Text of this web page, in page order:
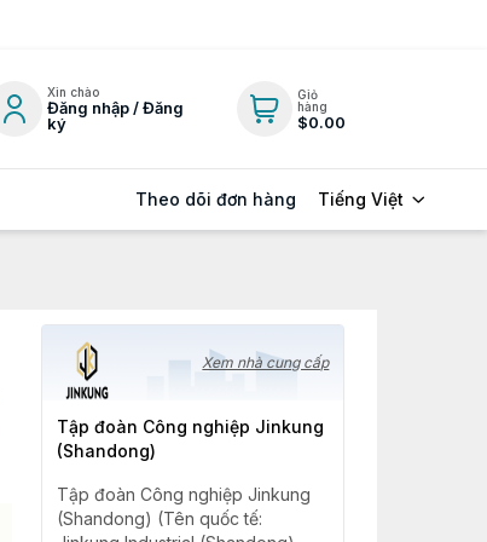
Xin chào
Đăng nhập / Đăng
ký
Giỏ
hàng
$0.00
Theo dõi đơn hàng Tiếng Việt
Xem nhà cung cấp
Tập đoàn Công nghiệp Jinkung
(Shandong)
Tập đoàn Công nghiệp Jinkung
(Shandong) (Tên quốc tế: